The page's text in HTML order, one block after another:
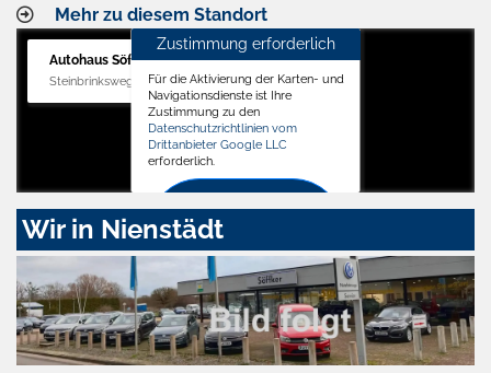
Mehr zu diesem Standort
Autohaus Söffker GmbH
Steinbrinksweg 12, 31840 Hessisch Oldendorf
Zustimmung erforderlich
Für die Aktivierung der Karten- und
Navigationsdienste ist Ihre
Zustimmung zu den
Datenschutzrichtlinien vom
Drittanbieter Google LLC
erforderlich.
Zustimmen
aktivieren
Wir in Nienstädt